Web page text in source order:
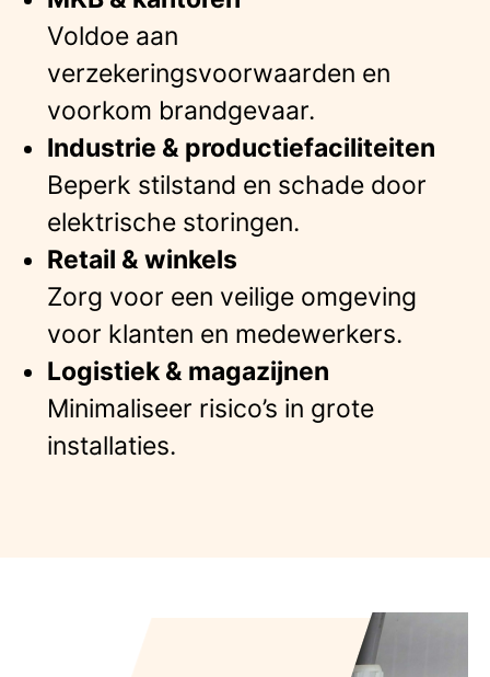
Voldoe aan
verzekeringsvoorwaarden en
voorkom brandgevaar.
Industrie & productiefaciliteiten
Beperk stilstand en schade door
elektrische storingen.
Retail & winkels
Zorg voor een veilige omgeving
voor klanten en medewerkers.
Logistiek & magazijnen
Minimaliseer risico’s in grote
installaties.